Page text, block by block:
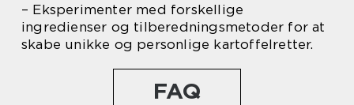
– Eksperimenter med forskellige
ingredienser og tilberedningsmetoder for at
skabe unikke og personlige kartoffelretter.
FAQ